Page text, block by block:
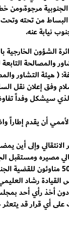
الجنوبية
البساط من تحته وتحت
نيابة عنه.
الشؤون الخارجية
والمصالحة
( هيئة التشاور
وفق إعلان نقل
سيشكل وفداً
أن يقدم إطاراً
وإلى أين
مصيره ومستقبل
تشاور معظم اعضاؤها الــ50
رشاد
آخراً دون أخذ رأي أحد
أي قرار قد